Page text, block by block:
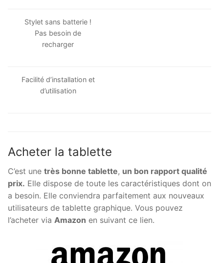
Stylet sans batterie !
Pas besoin de
recharger
Facilité d’installation et
d’utilisation
Acheter la tablette
C’est une très bonne tablette, un bon rapport qualité
prix. Elle dispose de toute les caractéristiques dont on
a besoin. Elle conviendra parfaitement aux nouveaux
utilisateurs de tablette graphique. Vous pouvez
l’acheter via Amazon en suivant ce lien.